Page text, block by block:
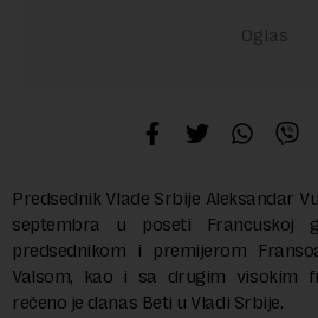
Predsednik Vlade Srbije Aleksandar
septembra u poseti Francuskoj
predsednikom i premijerom
Valsom, kao i sa drugim visokim
rečeno je danas Beti u Vladi Srbije.